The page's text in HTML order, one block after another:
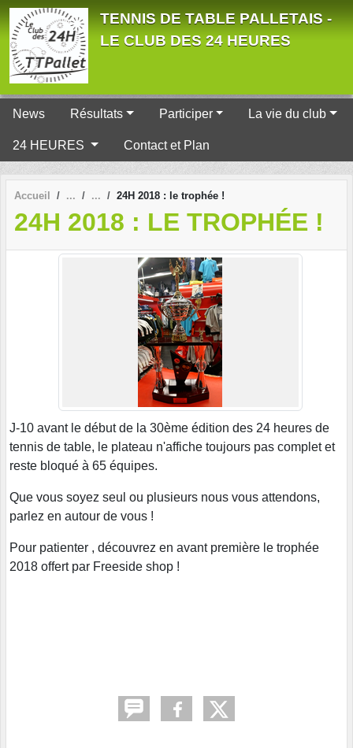
TENNIS DE TABLE PALLETAIS -
LE CLUB DES 24 HEURES
News Résultats Participer La vie du club
24 HEURES Contact et Plan
Accueil 24H 2018 : le trophée !
24H 2018 : LE TROPHÉE !
J-10 avant le début de la 30ème édition des 24 heures de
tennis de table, le plateau n'affiche toujours pas complet et
reste bloqué à 65 équipes.
Que vous soyez seul ou plusieurs nous vous attendons,
parlez en autour de vous !
Pour patienter , découvrez en avant première le trophée
2018 offert par Freeside shop !
Panneau de gestion des cookies